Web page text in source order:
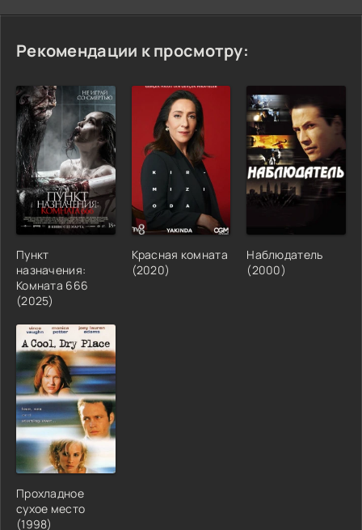
Рекомендации к просмотру:
Пункт
назначения:
Комната 666
(2025)
Красная комната
(2020)
Наблюдатель
(2000)
Прохладное
сухое место
(1998)